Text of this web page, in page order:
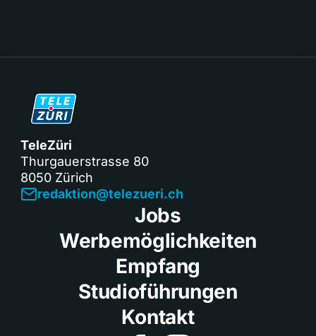
TeleZüri
Thurgauerstrasse 80
8050 Zürich
redaktion@telezueri.ch
Jobs
Werbemöglichkeiten
Empfang
Studioführungen
Kontakt